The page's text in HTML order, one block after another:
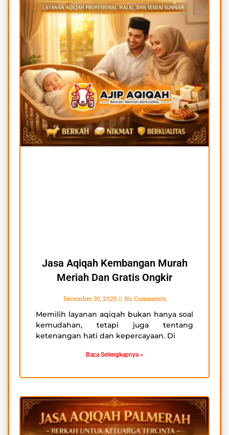
Jasa Aqiqah Kembangan Murah
Meriah Dan Gratis Ongkir
December 30, 2025 No Comments
Memilih layanan aqiqah bukan hanya soal
kemudahan, tetapi juga tentang
ketenangan hati dan kepercayaan. Di
Baca Selengkapnya »